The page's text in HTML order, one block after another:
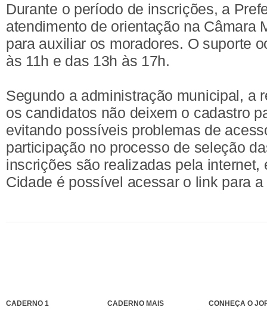
Durante o período de inscrições, a
atendimento de orientação na Câmara
para auxiliar os moradores. O suporte
às 11h e das 13h às 17h.
Segundo a administração municipal, a
os candidatos não deixem o cadastro
evitando possíveis problemas de
participação no processo de seleção
inscrições são realizadas pela internet,
Cidade é possível acessar o link para
CADERNO 1
CADERNO MAIS
CONHEÇA O